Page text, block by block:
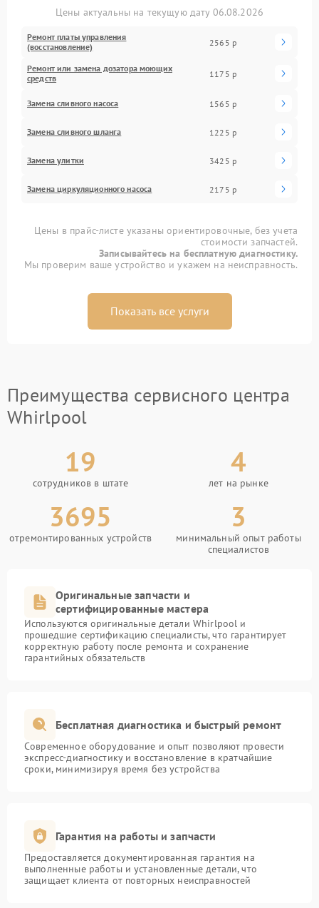
Цены актуальны на текущую дату 06.08.2026
Ремонт платы управления
(восстановление)
2565 р
Ремонт или замена дозатора моющих
средств
1175 р
Замена сливного насоса 1565 р
Замена сливного шланга 1225 р
Замена улитки 3425 р
Замена циркуляционного насоса 2175 р
Цены в прайс-листе указаны ориентировочные, без учета
стоимости запчастей.
Записывайтесь на бесплатную диагностику.
Мы проверим ваше устройство и укажем на неисправность.
Показать все услуги
Преимущества сервисного центра
Whirlpool
19
сотрудников в штате
4
лет на рынке
3695
отремонтированных устройств
3
минимальный опыт работы
специалистов
Оригинальные запчасти и
сертифицированные мастера
Используются оригинальные детали Whirlpool и
прошедшие сертификацию специалисты, что гарантирует
корректную работу после ремонта и сохранение
гарантийных обязательств
Бесплатная диагностика и быстрый ремонт
Современное оборудование и опыт позволяют провести
экспресс-диагностику и восстановление в кратчайшие
сроки, минимизируя время без устройства
Гарантия на работы и запчасти
Предоставляется документированная гарантия на
выполненные работы и установленные детали, что
защищает клиента от повторных неисправностей